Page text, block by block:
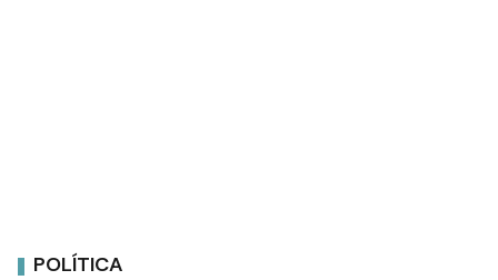
POLÍTICA